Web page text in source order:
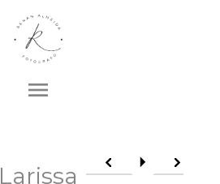
menu
Larissa